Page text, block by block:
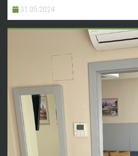
31.05.2024